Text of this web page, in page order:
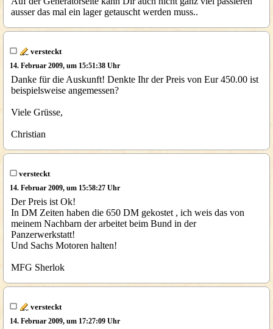
ausser das mal ein lager getauscht werden muss..
versteckt
14. Februar 2009, um 15:51:38 Uhr
Danke für die Auskunft! Denkte Ihr der Preis von Eur 450.00 ist
beispielsweise angemessen?
Viele Grüsse,
Christian
versteckt
14. Februar 2009, um 15:58:27 Uhr
Der Preis ist Ok!
In DM Zeiten haben die 650 DM gekostet , ich weis das von
meinem Nachbarn der arbeitet beim Bund in der
Panzerwerkstatt!
Und Sachs Motoren halten!
MFG Sherlok
versteckt
14. Februar 2009, um 17:27:09 Uhr